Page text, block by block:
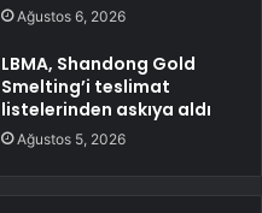
Ağustos 6, 2026
LBMA, Shandong Gold
Smelting’i teslimat
listelerinden askıya aldı
Ağustos 5, 2026